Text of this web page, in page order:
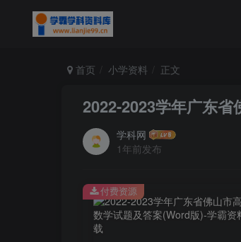
首页 小学资料 正文
2022-2023学年广东
学科网
1年前发布
付费资源